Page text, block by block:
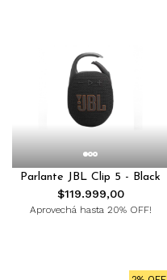
Parlante JBL Clip 5 - Black
$119.999,00
Aprovechá hasta 20% OFF!